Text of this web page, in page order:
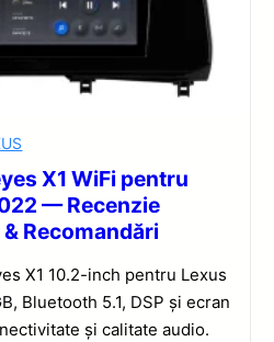
X1 WiFi pentru
— Recenzie
Recomandări
X1 10.2-inch pentru Lexus
Bluetooth 5.1, DSP și ecran
și calitate audio.